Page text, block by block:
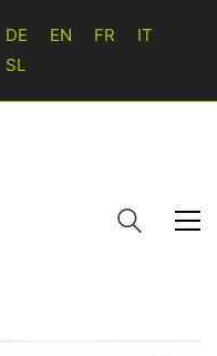
DE EN FR
IT
SL